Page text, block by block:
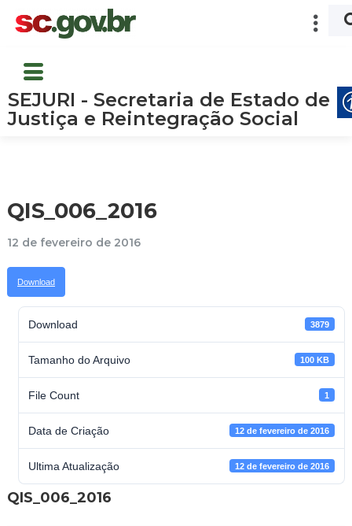
SEJURI - Secretaria de Estado de
Justiça e Reintegração Social
QIS_006_2016
12 de fevereiro de 2016
Download
Download 3879
Tamanho do Arquivo 100 KB
File Count 1
Data de Criação 12 de fevereiro de 2016
Ultima Atualização 12 de fevereiro de 2016
QIS_006_2016